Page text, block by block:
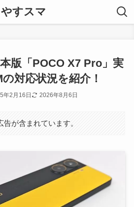
やすスマ
版「POCO X7 Pro」実
対応状況を紹介！
年2月16日 2026年8月6日
告が含まれています。